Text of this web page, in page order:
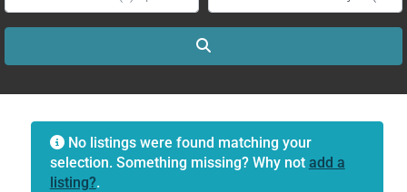
No listings were found matching your
selection. Something missing? Why not add a
listing?.